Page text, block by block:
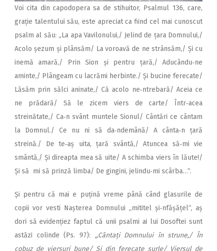
Voi cita din capodopera sa de stihuitor, Psalmul 136, care,
grație talentului său, este apreciat ca fiind cel mai cunoscut
psalm al său: „La apa Vavilonului,/ Jelind de țara Domnului,/
Acolo șezum și plânsăm/ La voroavă de ne strânsăm,/ Și cu
inemă amară,/ Prin Sion și pentru țară,/ Aducându‑ne
aminte,/ Plângeam cu lacrămi herbinte./ Și bucine ferecate/
Lăsăm prin sălci aninate,/ Că acolo ne‑ntrebară/ Aceia ce
ne prădară/ Să le zicem viers de carte/ Într‑acea
streinătate,/ Ca‑n svânt muntele Sionul/ Cântări ce cântam
la Domnul./ Ce nu ni să da‑ndemână/ A cânta‑n țară
streină./ De te‑aș uita, țară svântă,/ Atuncea să‑mi vie
smântă,/ Și direapta mea să uite/ A schimba viers în lăute!/
Și să mi să prinză limba/ De gingini, jelindu‑mi scârba…“.
Și pentru că mai e puțină vreme până când glasurile de
copii vor vesti Nașterea Domnului ,,mititel și‑nfășățel“, aș
dori să evidențiez faptul că unii psalmi ai lui Dosoftei sunt
astăzi colinde (Ps. 97): ,,Cântați Domnului în strune,/ În
cobuz de viersuri bune/ Și din ferecate surle/ Viersul de